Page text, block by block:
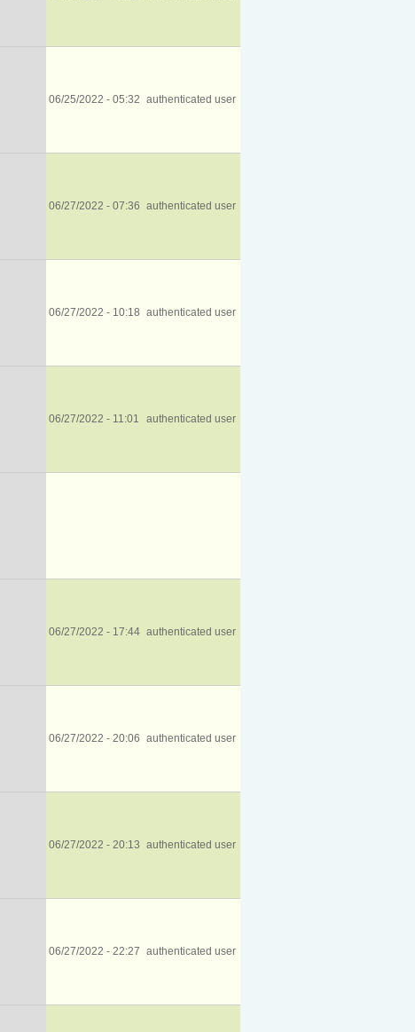
06/25/2022 - 05:32 authenticated user
06/27/2022 - 07:36 authenticated user
06/27/2022 - 10:18 authenticated user
06/27/2022 - 11:01 authenticated user
06/27/2022 - 17:44 authenticated user
06/27/2022 - 20:06 authenticated user
06/27/2022 - 20:13 authenticated user
06/27/2022 - 22:27 authenticated user